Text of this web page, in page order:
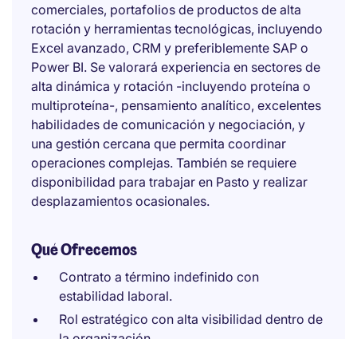
comerciales, portafolios de productos de alta
rotación y herramientas tecnológicas, incluyendo
Excel avanzado, CRM y preferiblemente SAP o
Power BI. Se valorará experiencia en sectores de
alta dinámica y rotación -incluyendo proteína o
multiproteína-, pensamiento analítico, excelentes
habilidades de comunicación y negociación, y
una gestión cercana que permita coordinar
operaciones complejas. También se requiere
disponibilidad para trabajar en Pasto y realizar
desplazamientos ocasionales.
Qué Ofrecemos
Contrato a término indefinido con
estabilidad laboral.
Rol estratégico con alta visibilidad dentro de